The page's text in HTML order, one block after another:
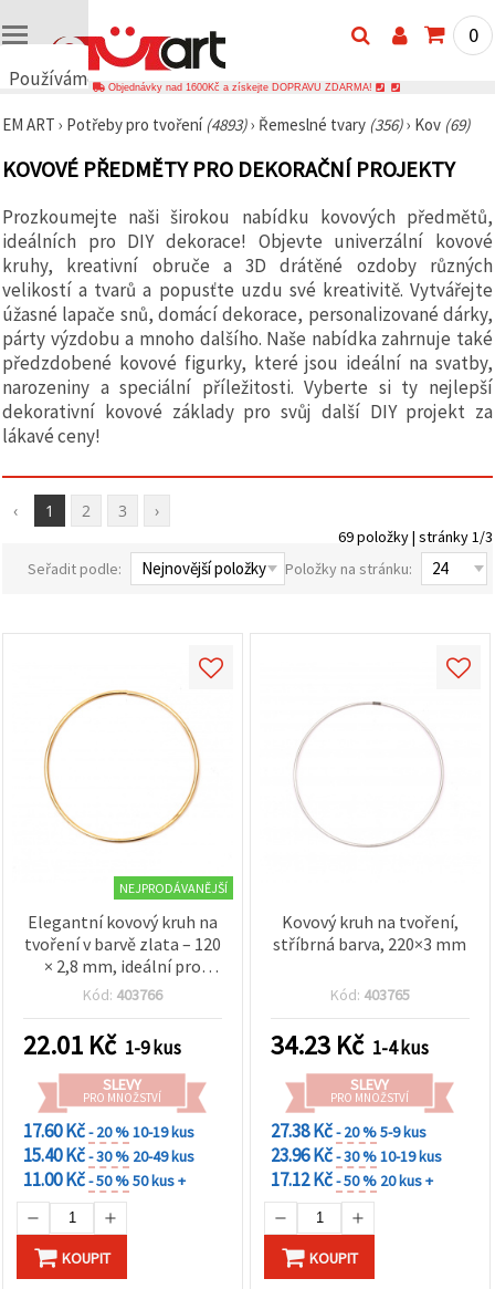
Používáme
🍪
cookies a
abychom
zajistili
správné
fungování
webu,
zlepšili vaše
prostředí
při jeho
používání a
s vaším
souhlasem
analyzovali
návštěvnost
obsah a
reklamu, a
našich
cookies
kliknutím
"Přijmout
vše!" Nebo
daného
typu
cookies a
kliknutím
vše
Nastavení
0
Objednávky nad 1600Kč a získejte DOPRAVU ZDARMA!
EM ART › Potřeby pro tvoření (4893)› Řemeslné tvary (356)› Kov (69)
KOVOVÉ PŘEDMĚTY PRO DEKORAČNÍ PROJEKTY
Prozkoumejte naši širokou nabídku kovových předmětů,
ideálních pro DIY dekorace! Objevte univerzální kovové
kruhy, kreativní obruče a 3D drátěné ozdoby různých
velikostí a tvarů a popusťte uzdu své kreativitě. Vytvářejte
úžasné lapače snů, domácí dekorace, personalizované dárky,
párty výzdobu a mnoho dalšího. Naše nabídka zahrnuje také
předzdobené kovové figurky, které jsou ideální na svatby,
narozeniny a speciální příležitosti. Vyberte si ty nejlepší
dekorativní kovové základy pro svůj další DIY projekt za
lákavé ceny!
‹ 1 2 3 ›
69 položky | stránky 1/3
Seřadit podle:
Položky na stránku:
NEJPRODÁVANĚJŠÍ
Elegantní kovový kruh na
tvoření v barvě zlata – 120
× 2,8 mm, ideální pro
kreativní projekty a
Kód: 403766
22.01 Kč 1-9 kus
SLEVY
PRO MNOŽSTVÍ
17.60 Kč- 20 %10-19 kus
15.40 Kč- 30 % 20-49 kus
11.00 Kč- 50 %50 kus +
KOUPIT
Kovový kruh na tvoření,
stříbrná barva, 220×3 mm
Kód: 403765
34.23 Kč 1-4 kus
SLEVY
PRO MNOŽSTVÍ
27.38 Kč- 20 %5-9 kus
23.96 Kč- 30 %10-19 kus
17.12 Kč- 50 % 20 kus +
KOUPIT